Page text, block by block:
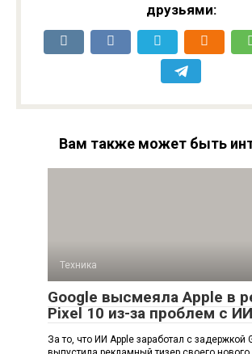
друзьями:
Вам также может быть
Техника
Google высмеяла Apple в
Pixel 10 из-за проблем с ИИ
За то, что ИИ Apple заработал с задержкой